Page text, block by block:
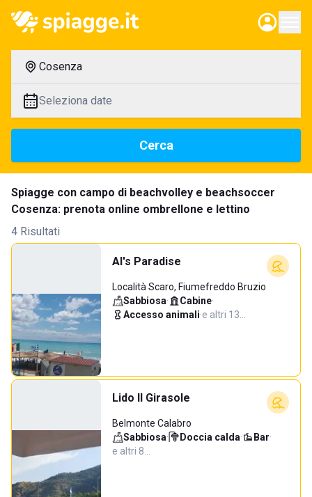
Cosenza
Seleziona date
Cerca
Spiagge con campo di beachvolley e beachsoccer
Cosenza: prenota online ombrellone e lettino
4 Risultati
Al's Paradise
Località Scaro, Fiumefreddo Bruzio
Sabbiosa· Cabine·
Accesso animali·e altri 13…
Lido Il Girasole
Belmonte Calabro
Sabbiosa· Doccia calda· Bar·
e altri 8…